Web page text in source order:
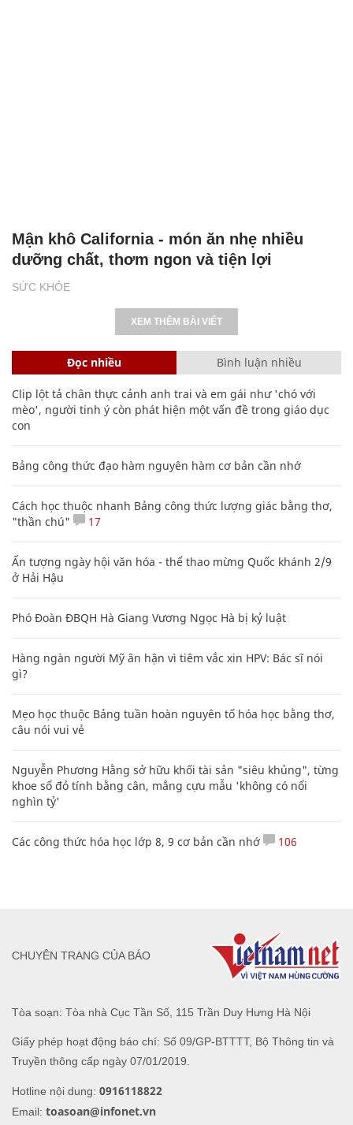
SỨC KHỎE
Mận khô California - món ăn nhẹ nhiều
dưỡng chất, thơm ngon và tiện lợi
XEM THÊM BÀI VIẾT
Đọc nhiều Bình luận nhiều
Clip lột tả chân thực cảnh anh trai và em gái như 'chó với
mèo', người tinh ý còn phát hiện một vấn đề trong giáo dục
con
Bảng công thức đạo hàm nguyên hàm cơ bản cần nhớ
Cách học thuộc nhanh Bảng công thức lượng giác bằng thơ,
"thần chú"
17
Ấn tượng ngày hội văn hóa - thể thao mừng Quốc khánh 2/9
ở Hải Hậu
Phó Đoàn ĐBQH Hà Giang Vương Ngọc Hà bị kỷ luật
Hàng ngàn người Mỹ ân hận vì tiêm vắc xin HPV: Bác sĩ nói
gì?
Mẹo học thuộc Bảng tuần hoàn nguyên tố hóa học bằng thơ,
câu nói vui vẻ
Nguyễn Phương Hằng sở hữu khối tài sản "siêu khủng", từng
khoe sổ đỏ tính bằng cân, mắng cựu mẫu 'không có nổi
nghìn tỷ'
Các công thức hóa học lớp 8, 9 cơ bản cần nhớ 106
Tòa soạn: Tòa nhà Cục Tần Số, 115 Trần Duy Hưng Hà Nội
Giấy phép hoạt động báo chí: Số 09/GP-BTTTT, Bộ Thông tin và
Truyền thông cấp ngày 07/01/2019.
Hotline nội dung: 0916118822
Email: toasoan@infonet.vn
CHUYÊN TRANG CỦA BÁO